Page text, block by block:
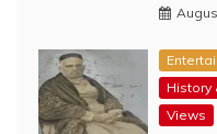
History
Views